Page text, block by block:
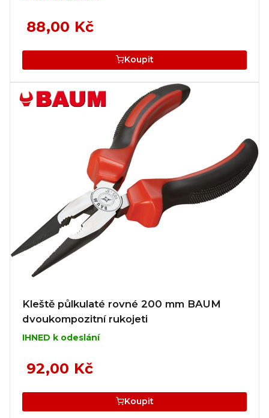
88,00 Kč
Koupit
Kleště půlkulaté rovné 200 mm BAUM
dvoukompozitní rukojeti
IHNED k odeslání
92,00 Kč
Koupit